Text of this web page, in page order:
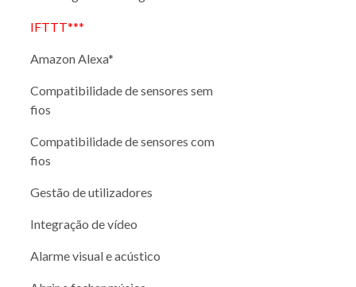
IFTTT***
Amazon Alexa*
Compatibilidade de sensores sem
fios
Compatibilidade de sensores com
fios
Gestão de utilizadores
Integração de vídeo
Alarme visual e acústico